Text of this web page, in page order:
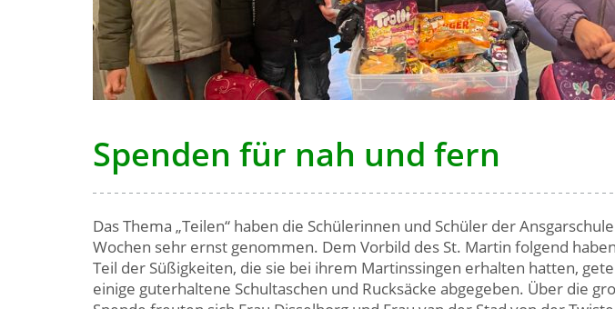
Spenden für nah und fern
Das Thema „Teilen“ haben die Schülerinnen und Schüler der
Wochen sehr ernst genommen. Dem Vorbild des St. Martin folgend
Teil der Süßigkeiten, die sie bei ihrem Martinssingen erhalten hatten,
einige guterhaltene Schultaschen und Rucksäcke abgegeben. Über die